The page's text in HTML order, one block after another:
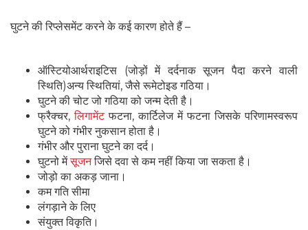
घुटने की रिप्लेसमेंट करने के कई कारण होते हैं –
ऑस्टियोआर्थराइटिस (जोड़ों में दर्दनाक सूजन पैदा करने वाली
स्थिति)अन्य स्थितियां, जैसे रूमेटोइड गठिया।
घुटने की चोट जो गठिया को जन्म देती है।
फ्रैक्चर,लिगामेंटफटना, कार्टिलेज में फटना जिसके परिणामस्वरूप
घुटने को गंभीर नुकसान होता है।
गंभीर और पुराना घुटने का दर्द।
घुटनो मेंसूजनजिसे दवा से कम नहीं किया जा सकता है।
जोड़ो का अकड़ जाना।
कम गति सीमा
लंगड़ाने के लिए
संयुक्त विकृति।